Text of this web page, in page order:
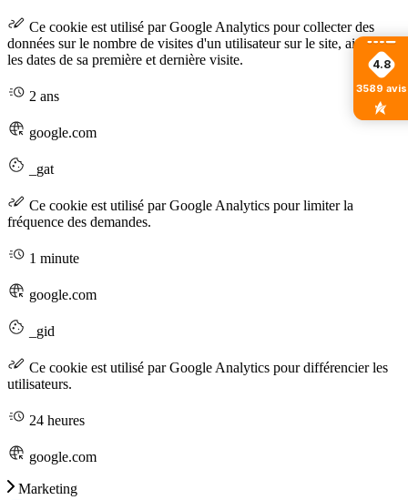
4.8
3589 avis
Ce cookie est utilisé par Google Analytics pour collecter des
données sur le nombre de visites d'un utilisateur sur le site, ainsi que
les dates de sa première et dernière visite.
2 ans
google.com
_gat
Ce cookie est utilisé par Google Analytics pour limiter la
fréquence des demandes.
1 minute
google.com
_gid
Ce cookie est utilisé par Google Analytics pour différencier les
utilisateurs.
24 heures
google.com
Marketing